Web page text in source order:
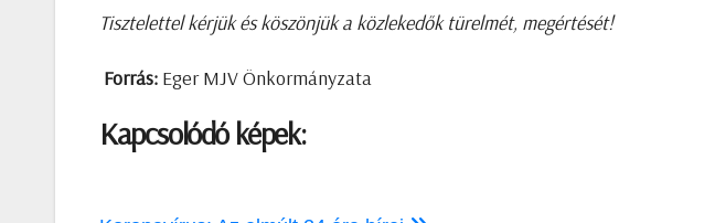
Tisztelettel kérjük és köszönjük a közlekedők türelmét, megértését!
Forrás: Eger MJV Önkormányzata
Kapcsolódó képek: